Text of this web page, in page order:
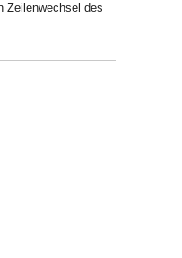
Zeilenwechsel des